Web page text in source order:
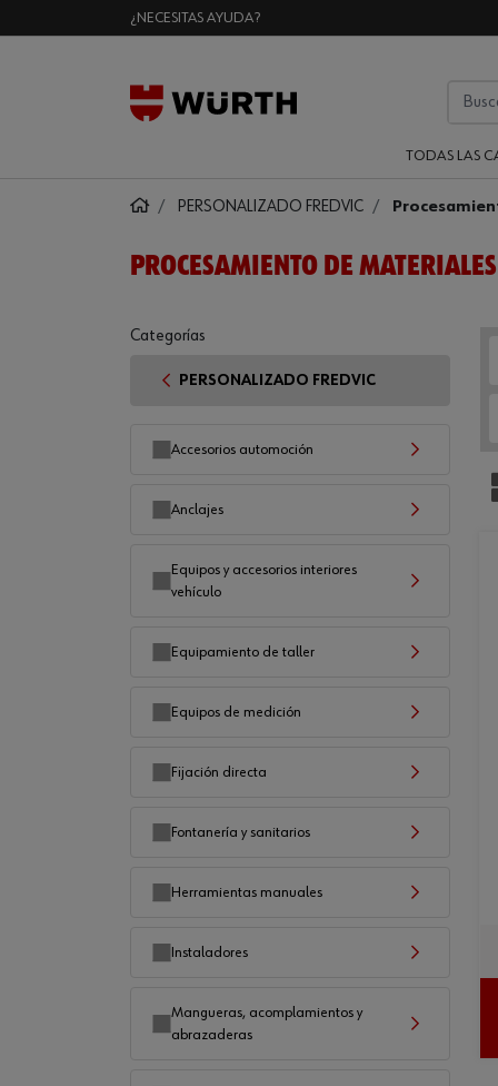
¿NECESITAS AYUDA?
TODAS LAS
PERSONALIZADO FREDVIC
PROCESAMIENTO DE MATERIALES
Categorías
PERSONALIZADO FREDVIC
Accesorios automoción
Anclajes
Equipos y accesorios interiores
vehículo
Equipamiento de taller
Equipos de medición
Fijación directa
Fontanería y sanitarios
Herramientas manuales
Instaladores
Mangueras, acomplamientos y
abrazaderas